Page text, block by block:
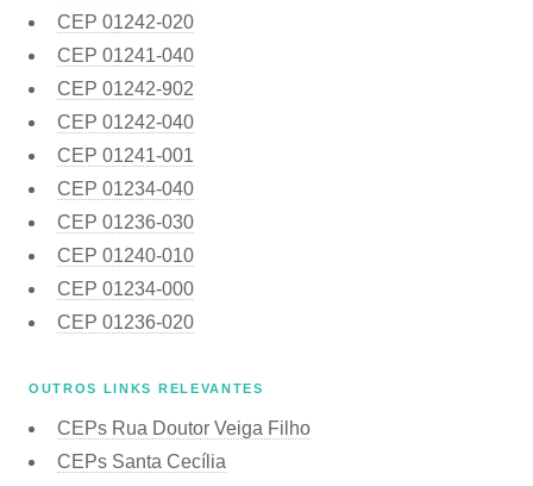
CEP 01242-020
CEP 01241-040
CEP 01242-902
CEP 01242-040
CEP 01241-001
CEP 01234-040
CEP 01236-030
CEP 01240-010
CEP 01234-000
CEP 01236-020
OUTROS LINKS RELEVANTES
CEPs Rua Doutor Veiga Filho
CEPs Santa Cecília